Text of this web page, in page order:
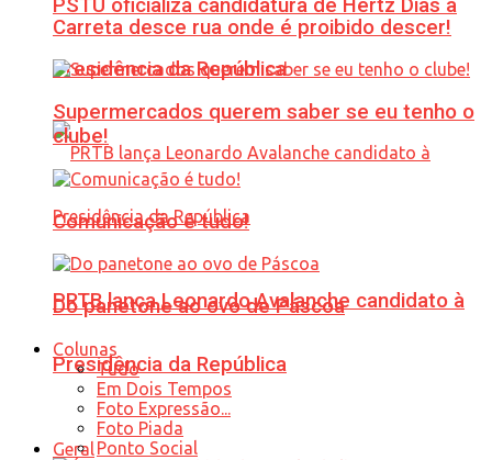
PSTU oficializa candidatura de Hertz Dias à
Presidência da República
PRTB lança Leonardo Avalanche candidato à
Presidência da República
Geral
Carreta desce rua onde é proibido descer!
Supermercados querem saber se eu tenho o
clube!
Comunicação é tudo!
Do panetone ao ovo de Páscoa
Colunas
Tudo
Em Dois Tempos
Foto Expressão...
Foto Piada
Ponto Social